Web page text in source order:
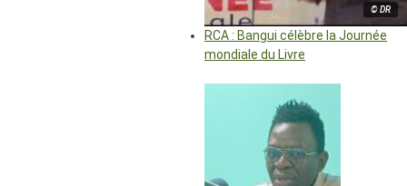
© DR
RCA : Bangui célèbre la Journée
mondiale du Livre